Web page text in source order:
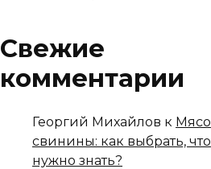
Свежие
комментарии
Георгий Михайлов к Мясо
свинины: как выбрать, что
нужно знать?